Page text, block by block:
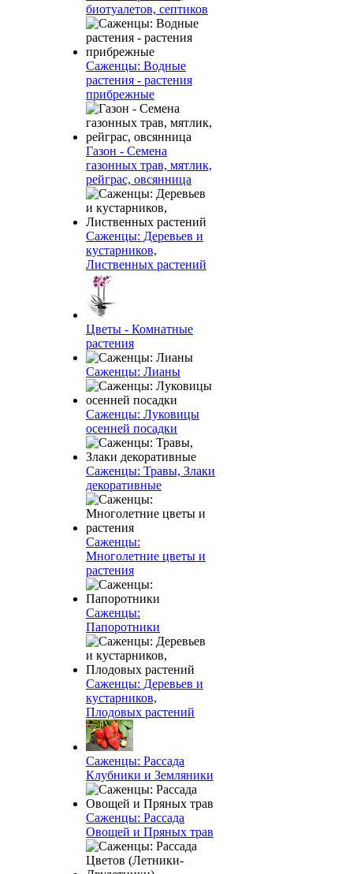
биотуалетов, септиков
Саженцы: Водные
растения - растения
прибрежные
Газон - Семена
газонных трав, мятлик,
рейграс, овсянница
Саженцы: Деревьев и
кустарников,
Лиственных растений
Цветы - Комнатные
растения
Саженцы: Лианы
Саженцы: Луковицы
осенней посадки
Саженцы: Травы, Злаки
декоративные
Саженцы:
Многолетние цветы и
растения
Саженцы:
Папоротники
Саженцы: Деревьев и
кустарников,
Плодовых растений
Саженцы: Рассада
Клубники и Земляники
Саженцы: Рассада
Овощей и Пряных трав